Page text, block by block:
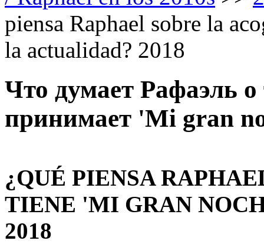
piensa Raphael sobre la
la actualidad? 2018
Что думает Рафаэль
принимает 'Mi gran
¿QUÉ PIENSA
TIENE 'MI GRAN
2018